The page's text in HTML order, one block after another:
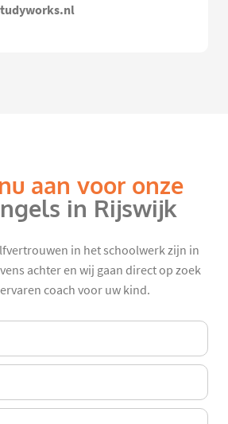
aan voor onze
in Rijswijk
in het schoolwerk zijn in
achter en wij gaan direct op zoek
coach voor uw kind.